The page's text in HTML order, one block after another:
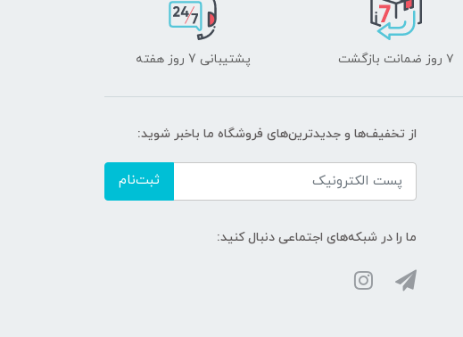
۷ روز ضمانت بازگشت پشتیبانی 7 روز هفته
از تخفیف‌ها و جدیدترین‌های فروشگاه ما باخبر شوید:
ثبت‌نام
ما را در شبکه‌های اجتماعی دنبال کنید: